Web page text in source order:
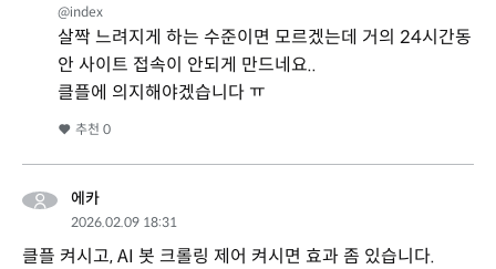
@index
살짝 느려지게 하는 수준이면 모르겠는데 거의 24시간동
안 사이트 접속이 안되게 만드네요..
클플에 의지해야겠습니다 ㅠ
추천 0
에카
2026.02.09 18:31
클플 켜시고, AI 봇 크롤링 제어 켜시면 효과 좀 있습니다.